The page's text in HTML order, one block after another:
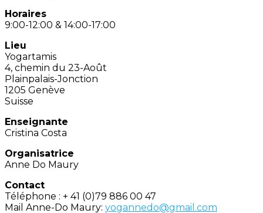
Horaires
9:00-12:00 & 14:00-17:00
Lieu
Yogartamis
4, chemin du 23-Août
Plainpalais-Jonction
1205 Genève
Suisse
Enseignante
Cristina Costa
Organisatrice
Anne Do Maury
Contact
Téléphone : + 41 (0)79 886 00 47
Mail Anne-Do Maury: yogannedo@gmail.com